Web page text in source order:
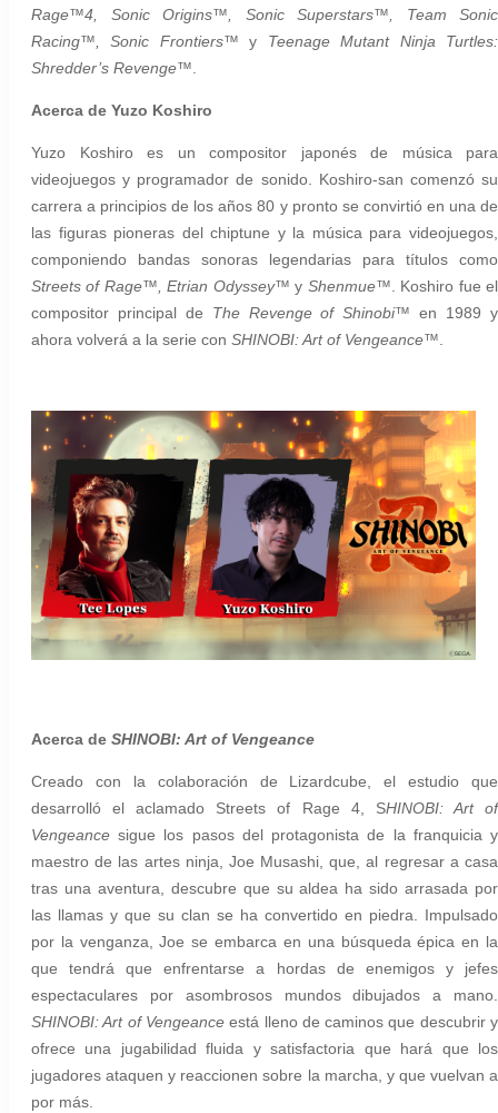
Rage™4, Sonic Origins™, Sonic Superstars™, Team Sonic
Racing™, Sonic Frontiers™ y Teenage Mutant Ninja Turtles:
Shredder’s Revenge™
Acerca de Yuzo Koshiro
Yuzo Koshiro es un compositor japonés de música para
videojuegos y programador de sonido. Koshiro-san comenzó su
carrera a principios de los años 80 y pronto se convirtió en una de
las figuras pioneras del chiptune y la música para videojuegos,
componiendo bandas sonoras legendarias para títulos como
Streets of Rage™, Etrian Odyssey™ y Shenmue™ . Koshiro fue el
compositor principal de The Revenge of Shinobi™ en 1989 y
ahora volverá a la serie con SHINOBI: Art of Vengeance™
Acerca de SHINOBI: Art of Vengeance
Creado con la colaboración de Lizardcube, el estudio que
desarrolló el aclamado Streets of Rage 4, SHINOBI: Art of
Vengeancesigue los pasos del protagonista de la franquicia y
maestro de las artes ninja, Joe Musashi, que, al regresar a casa
tras una aventura, descubre que su aldea ha sido arrasada por
las llamas y que su clan se ha convertido en piedra. Impulsado
por la venganza, Joe se embarca en una búsqueda épica en la
que tendrá que enfrentarse a hordas de enemigos y jefes
espectaculares por asombrosos mundos dibujados a mano.
SHINOBI: Art of Vengeanceestá lleno de caminos que descubrir y
ofrece una jugabilidad fluida y satisfactoria que hará que los
jugadores ataquen y reaccionen sobre la marcha, y que vuelvan a
por más.